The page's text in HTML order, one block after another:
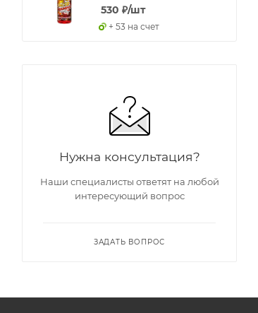
530 ₽/шт
+ 53 на счет
Нужна консультация?
Наши специалисты ответят на любой
интересующий вопрос
ЗАДАТЬ ВОПРОС